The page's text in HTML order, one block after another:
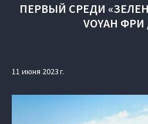
ПЕРВЫЙ СРЕДИ
VOYAH ФРИ
11 июня 2023 г.